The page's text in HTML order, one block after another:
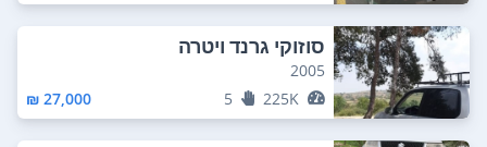
סוזוקי גרנד ויטרה
2005
225K
5
27,000 ₪